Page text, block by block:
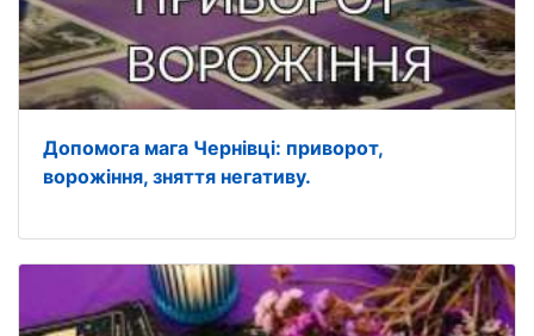
Допомога мага Чернівці: приворот,
ворожіння, зняття негативу.